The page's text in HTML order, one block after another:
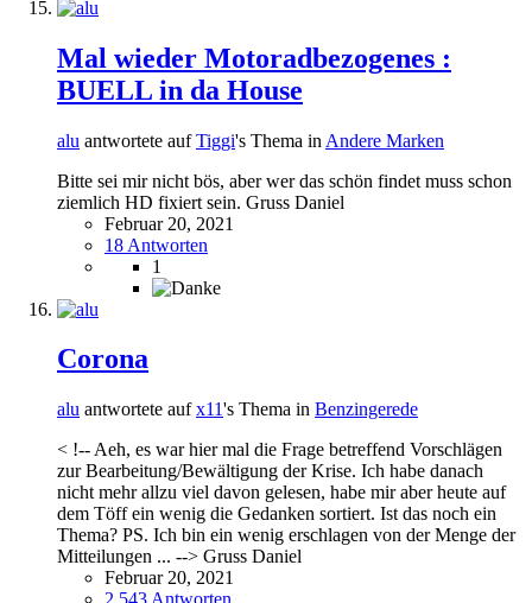
Mal wieder Motoradbezogenes :
BUELL in da House
alu antwortete aufTiggi's Thema in Andere Marken
Bitte sei mir nicht bös, aber wer das schön findet muss schon
ziemlich HD fixiert sein. Gruss Daniel
Februar 20, 2021
18 Antworten
1
Corona
alu antwortete aufx11's Thema in Benzingerede
< !-- Aeh, es war hier mal die Frage betreffend Vorschlägen
zur Bearbeitung/Bewältigung der Krise. Ich habe danach
nicht mehr allzu viel davon gelesen, habe mir aber heute auf
dem Töff ein wenig die Gedanken sortiert. Ist das noch ein
Thema? PS. Ich bin ein wenig erschlagen von der Menge der
Mitteilungen ... --> Gruss Daniel
Februar 20, 2021